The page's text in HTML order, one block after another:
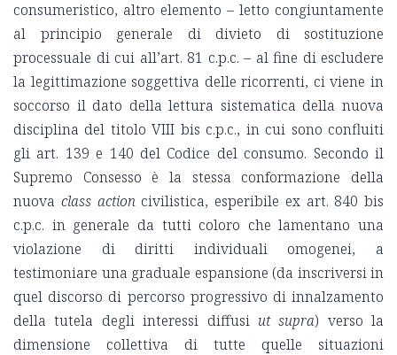
consumeristico, altro elemento – letto congiuntamente
al principio generale di divieto di sostituzione
processuale di cui all’art. 81 c.p.c. – al fine di escludere
la legittimazione soggettiva delle ricorrenti, ci viene in
soccorso il dato della lettura sistematica della nuova
disciplina del titolo VIII bis c.p.c., in cui sono confluiti
gli art. 139 e 140 del Codice del consumo. Secondo il
Supremo Consesso è la stessa conformazione della
nuova class actioncivilistica, esperibile ex art. 840 bis
c.p.c. in generale da tutti coloro che lamentano una
violazione di diritti individuali omogenei, a
testimoniare una graduale espansione (da inscriversi in
quel discorso di percorso progressivo di innalzamento
della tutela degli interessi diffusi ut supra) verso la
dimensione collettiva di tutte quelle situazioni